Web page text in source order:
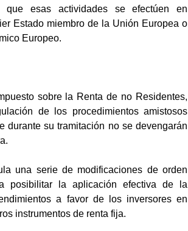
que esas actividades se efectúen en
Estado miembro de la Unión Europea o
Europeo.
sobre la Renta de no Residentes,
de los procedimientos amistosos
durante su tramitación no se devengarán
una serie de modificaciones de orden
posibilitar la aplicación efectiva de la
a favor de los inversores en
instrumentos de renta fija.